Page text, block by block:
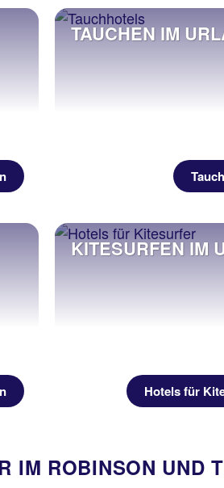
TAUCHEN IM
KITESURFEN IM
Hotels für
IM ROBINSON UND